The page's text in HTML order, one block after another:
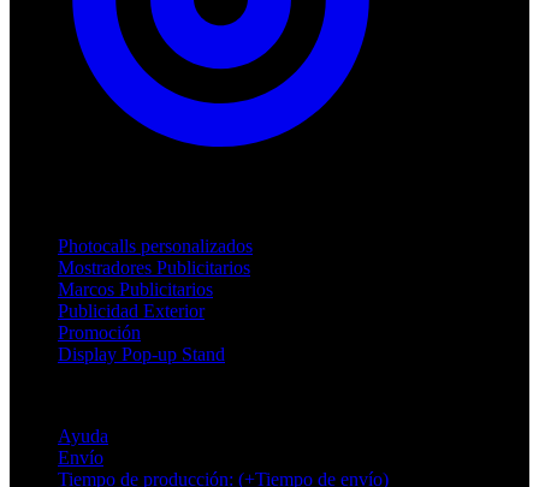
Photocalls personalizados
Mostradores Publicitarios
Marcos Publicitarios
Publicidad Exterior
Promoción
Display Pop-up Stand
Ayuda
Envío
Tiempo de producción: (+Tiempo de envío)